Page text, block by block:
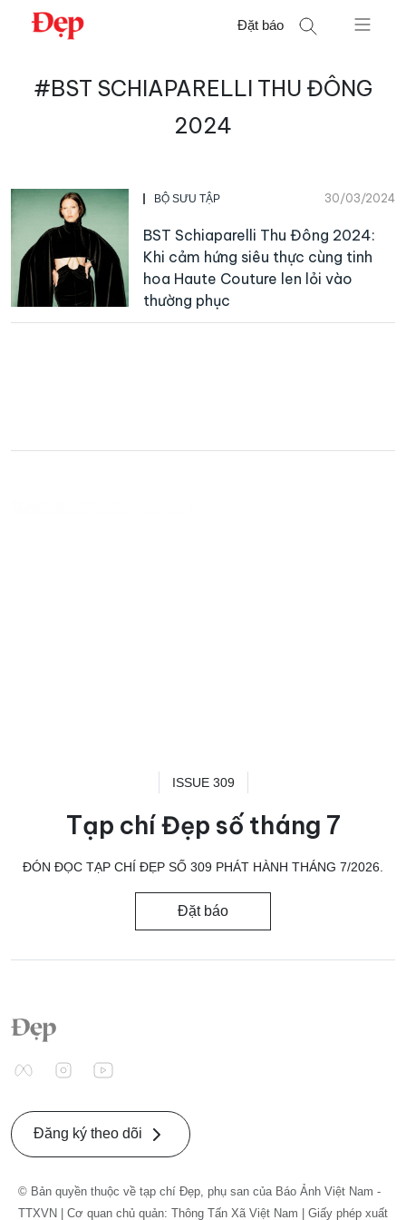
Chuyển
Đặt báo
kiếm
#BST SCHIAPARELLI THU ĐÔNG
2024
BỘ SƯU TẬP 30/03/2024
BST Schiaparelli Thu Đông 2024:
Khi cảm hứng siêu thực cùng tinh
hoa Haute Couture len lỏi vào
thường phục
ISSUE 309
Tạp chí Đẹp số tháng 7
ĐÓN ĐỌC TẠP CHÍ ĐẸP SỐ 309 PHÁT HÀNH THÁNG 7/2026.
Đặt báo
Đăng ký theo dõi
© Bản quyền thuộc về tạp chí Đẹp, phụ san của Báo Ảnh Việt Nam -
TTXVN | Cơ quan chủ quản: Thông Tấn Xã Việt Nam | Giấy phép xuất